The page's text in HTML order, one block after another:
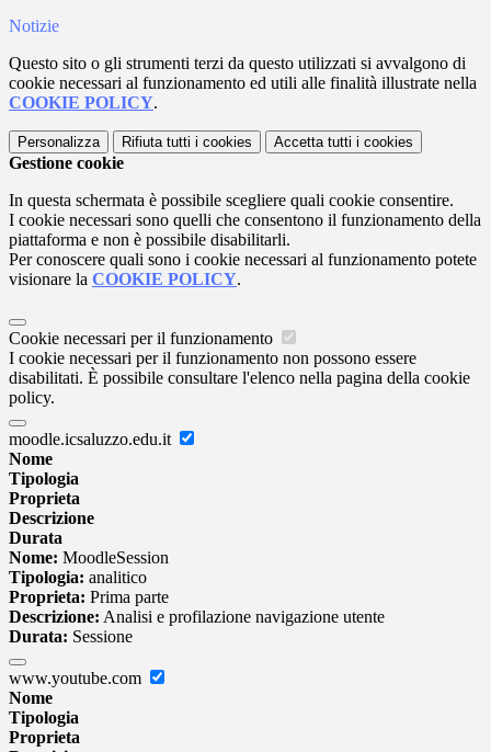
Notizie
Questo sito o gli strumenti terzi da questo utilizzati si avvalgono di
cookie necessari al funzionamento ed utili alle finalità illustrate nella
COOKIE POLICY.
Personalizza Rifiuta tutti i cookies Accetta tutti i cookies
Gestione cookie
In questa schermata è possibile scegliere quali cookie consentire.
I cookie necessari sono quelli che consentono il funzionamento della
piattaforma e non è possibile disabilitarli.
Per conoscere quali sono i cookie necessari al funzionamento potete
visionare la COOKIE POLICY.
Cookie necessari per il funzionamento
I cookie necessari per il funzionamento non possono essere
disabilitati. È possibile consultare l'elenco nella pagina della cookie
policy.
moodle.icsaluzzo.edu.it
Nome
Tipologia
Proprieta
Descrizione
Durata
Nome: MoodleSession
Tipologia: analitico
Proprieta: Prima parte
Descrizione: Analisi e profilazione navigazione utente
Durata: Sessione
www.youtube.com
Nome
Tipologia
Proprieta